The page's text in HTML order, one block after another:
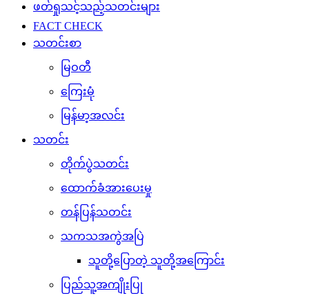
ဖတ်ရှုသင့်သည့်သတင်းများ
FACT CHECK
သတင်းစာ
မြဝတီ
ကြေးမုံ
မြန်မာ့အလင်း
သတင်း
တိုက်ပွဲသတင်း
ထောက်ခံအားပေးမှု
တန်ပြန်သတင်း
သကသအကွဲအပြဲ
သူတို့ပြောတဲ့ သူတို့အကြောင်း
ပြည်သူ့အကျိုးပြု